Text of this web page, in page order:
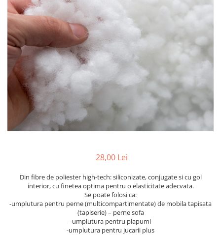
Metraje fețe de masă
Metraje impermeabile
Metraje simple
Metraje Sărbători/Iarnă
Muselină
Nanghin
Lenjerii de pat policoton
Lenjerii de pat finet 6 piese
Lenjerii de pat percale - bumbac
100%
Lenjerii de pat albe
Lenjerii de pat bumbac imprimat
digital
Lenjerii de pat creponate -
bumbac 100%
LENJERII DE PAT POLICOTON
28,00 Lei
Din fibre de poliester high-tech: siliconizate, conjugate si cu gol
interior, cu finetea optima pentru o elasticitate adecvata.
Se poate folosi ca:
-umplutura pentru perne (multicompartimentate) de mobila tapisata
(tapiserie) – perne sofa
-umplutura pentru plapumi
-umplutura pentru jucarii plus